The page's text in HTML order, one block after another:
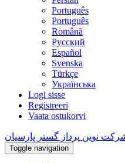
Português
Português
Română
Русский
Español
Svenska
Türkçe
Українська
Logi sisse
Registreeri
Vaata ostukorvi
نوین پرداز گستر پارسیان
Toggle navigation